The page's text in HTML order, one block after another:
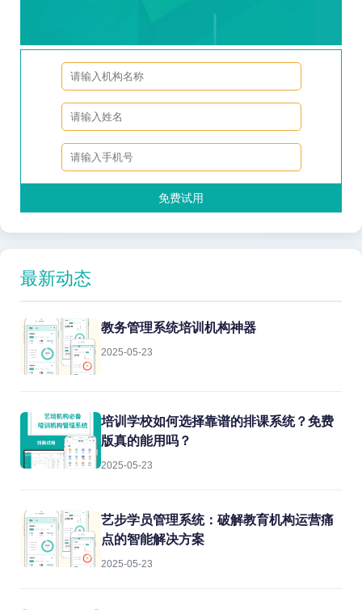
免费试用
最新动态
教务管理系统培训机构神器
2025-05-23
培训学校如何选择靠谱的排课系统？免费
版真的能用吗？
2025-05-23
艺步学员管理系统：破解教育机构运营痛
点的智能解决方案
2025-05-23